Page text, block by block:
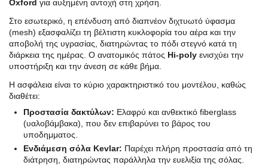
Oxford για αυξημένη αντοχή στη χρήση.
Στο εσωτερικό, η επένδυση από διαπνέον διχτυωτό ύφασμα
(mesh) εξασφαλίζει τη βέλτιστη κυκλοφορία του αέρα και την
αποβολή της υγρασίας, διατηρώντας το πόδι στεγνό κατά τη
διάρκεια της ημέρας. Ο ανατομικός πάτος Hi-poly ενισχύει την
υποστήριξη και την άνεση σε κάθε βήμα.
Η ασφάλεια είναι το κύριο χαρακτηριστικό του μοντέλου, καθώς
διαθέτει:
Προστασία δακτύλων: Ελαφρύ και ανθεκτικό fiberglass
(υαλοβάμβακα), που δεν επιβαρύνει το βάρος του
υποδημματος.
Ενδιάμεση σόλα Kevlar: Παρέχει πλήρη προστασία από τη
διάτρηση, διατηρώντας παράλληλα την ευελιξία της σόλας.